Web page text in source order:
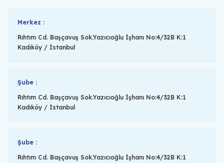
Merkez :
Rıhtım Cd. Başçavuş Sok.Yazıcıoğlu İşhanı No:4/32B K:1
Kadıköy / İstanbul
Şube :
Rıhtım Cd. Başçavuş Sok.Yazıcıoğlu İşhanı No:4/32B K:1
Kadıköy / İstanbul
Şube :
Rıhtım Cd. Başçavuş Sok.Yazıcıoğlu İşhanı No:4/32B K:1